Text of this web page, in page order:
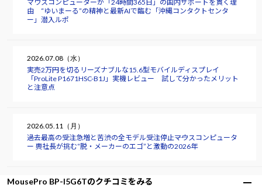
マウスコンピューターが「24時間365日」の国内サポートを貫く理
由 “ゆいまーる”の精神と最新AIで臨む「沖縄コンタクトセンタ
ー」潜入ルポ
2026.07.08（水）
実売2万円を切るリーズナブルな15.6型モバイルディスプレイ
「ProLite P1671HSC-B1J」実機レビュー 試して分かったメリット
と注意点
2026.05.11（月）
過去最高の受注急増と苦渋の全モデル受注停止――マウスコンピュータ
ー 軣社長が挑む“脱・メーカーのエゴ”と激動の2026年
MousePro BP-I5G6Tのクチコミをみる